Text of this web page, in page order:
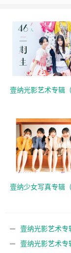
壹纳光影艺术专辑
壹纳少女写真专辑
壹纳光影艺术专
壹纳光影艺术专